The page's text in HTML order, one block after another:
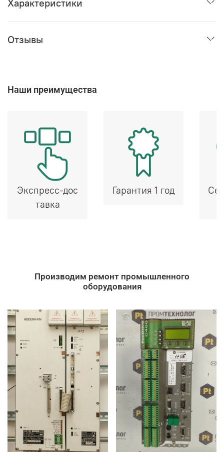
Характеристики
Отзывы
Наши преимущества
Экспресс-дос
тавка
Гарантия 1 год
Производим ремонт промышленного
оборудования